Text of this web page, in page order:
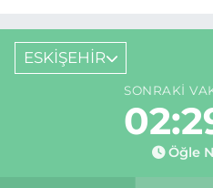
ESKİŞEHİR
SONRAKI
Öğle